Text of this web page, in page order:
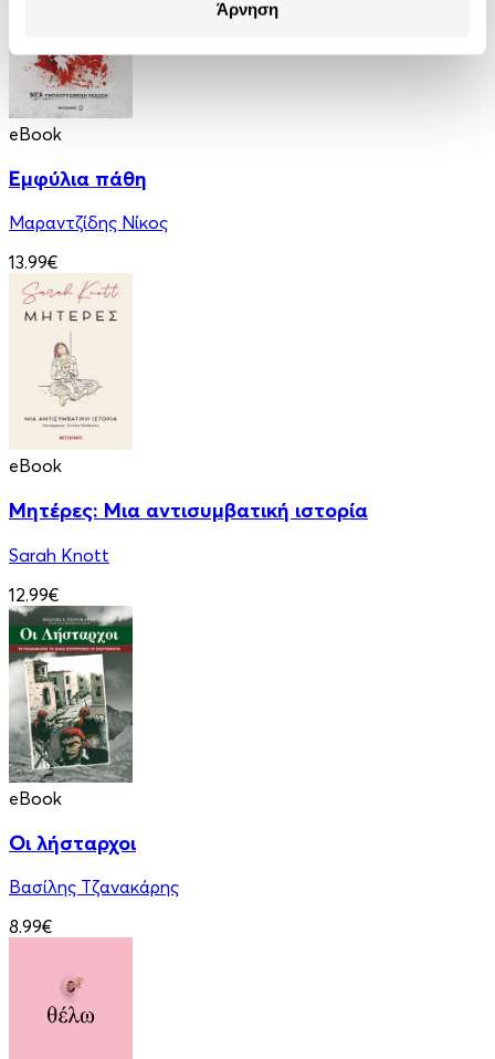
Άρνηση
eBook
Εμφύλια πάθη
Μαραντζίδης Νίκος
13.99€
eBook
Μητέρες: Μια αντισυμβατική ιστορία
Sarah Knott
12.99€
eBook
Οι λήσταρχοι
Βασίλης Τζανακάρης
8.99€